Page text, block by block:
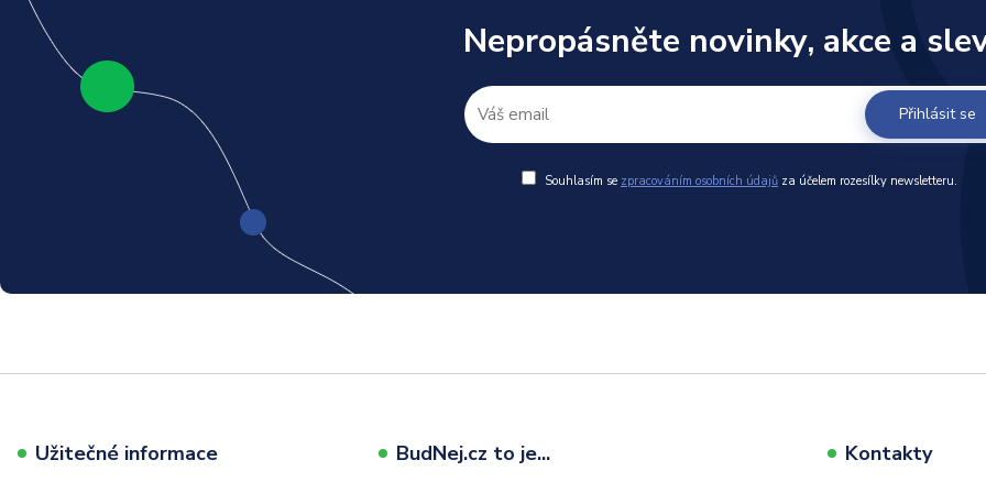
Nepropásněte novinky, akce a
Přihlásit se
Souhlasím se zpracováním osobních údajů za účelem rozesílky newsletteru.
Užitečné informace BudNej.cz to je... Kontakty